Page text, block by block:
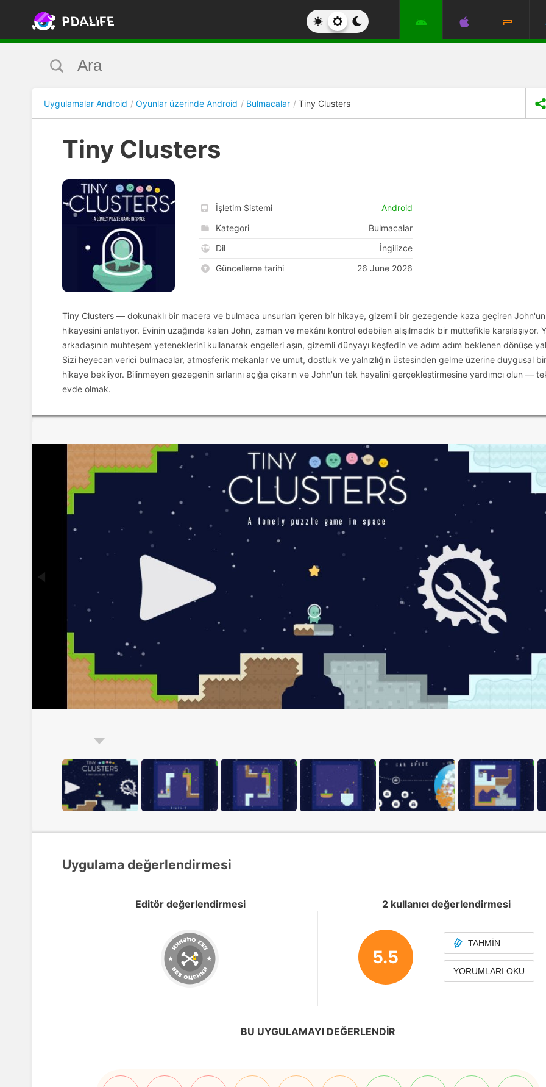
Uygulamalar Android Oyunlar üzerinde Android Bulmacalar Tiny Clusters
Tiny Clusters
İşletim Sistemi
Android
Kategori
Bulmacalar
Dil
İngilizce
Güncelleme tarihi
26 June 2026
Tiny Clusters — dokunaklı bir macera ve bulmaca unsurları içeren bir hikaye, gizemli bir gezegende kaza geçiren John'un
hikayesini anlatıyor. Evinin uzağında kalan John, zaman ve mekânı kontrol edebilen alışılmadık bir müttefikle karşılaşıyor.
arkadaşının muhteşem yeteneklerini kullanarak engelleri aşın, gizemli dünyayı keşfedin ve adım adım beklenen dönüşe
Sizi heyecan verici bulmacalar, atmosferik mekanlar ve umut, dostluk ve yalnızlığın üstesinden gelme üzerine duygusal bir
hikaye bekliyor. Bilinmeyen gezegenin sırlarını açığa çıkarın ve John'un tek hayalini gerçekleştirmesine yardımcı olun —
evde olmak.
Uygulama değerlendirmesi
Editör değerlendirmesi 2 kullanıcı değerlendirmesi
5.5
TAHMIN
YORUMLARI OKU
BU UYGULAMAYI DEĞERLENDIR